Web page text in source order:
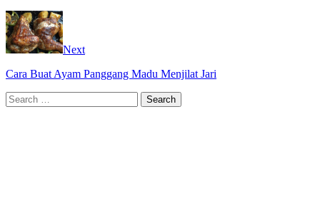
Next
Cara Buat Ayam Panggang Madu Menjilat Jari
Search
for: